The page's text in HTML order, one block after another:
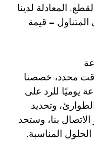
المعادلة لدينا
= قيمة
محدد، خصصنا
متكامل يعمل 24 ساعة يوميًا للرد على
وتحديد
بنا، وستجد
المناسبة.